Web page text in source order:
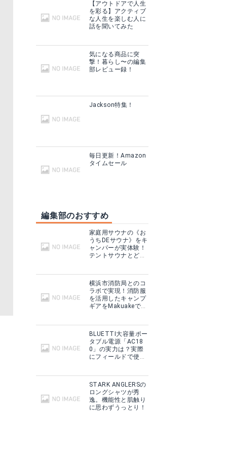
【アウトドアで人生
を彩る】アクティブ
な人生を楽しむ人に
話を聞いてみた
気になる商品に突
撃！暮らし〜の編集
部レビュー録！
Jackson特集！
毎日更新！Amazon
タイムセール
編集部のおすすめ
家庭用サウナの《お
うちDEサウナ》をキ
ャンパーが実体験！
テントサウナとどこ
横浜市消防局とのコ
ラボで実現！消防服
を活用したキャンプ
ギアをMakuakeで予
BLUETTI大容量ポー
タブル電源「AC18
0」の実力は？実際
にフィールドで使用
STARK ANGLERSの
ロングシャツが秀
逸。機能性と肌触り
に思わずうっとり！